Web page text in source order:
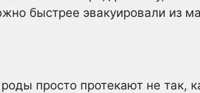
быстрее эвакуировали из
просто протекают не так,